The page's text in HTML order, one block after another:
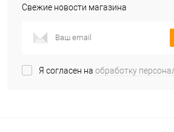
Свежие новости магазина
Я согласен на обработку